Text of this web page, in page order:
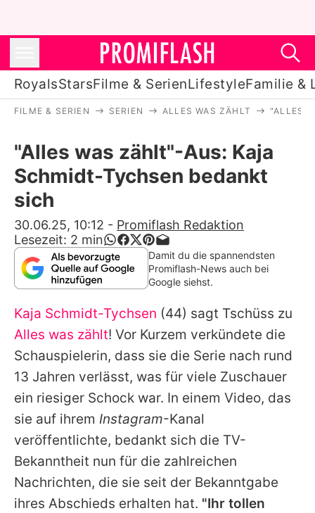
RoyalsStarsFilme & SerienLifestyleFamilie &
Stars
Filme & Serien
Lifestyle
Familie & Liebe
Promiflash Exklusiv
Alle Themen auf Promiflash
Jobs
App runterladen
Team
Redaktionelle Richtlinien
Impressum
Datenschutzerklärung
FILME & SERIEN SERIEN ALLES WAS ZÄHLT "ALLES
"Alles was zählt"-Aus: Kaja
Schmidt-Tychsen bedankt
sich
30.06.25, 10:12 - Promiflash Redaktion
Lesezeit: 2 min
Damit du die spannendsten
Promiflash-News auch bei
Google siehst.
Kaja Schmidt-Tychsen (44) sagt Tschüss zu
Alles was zählt! Vor Kurzem verkündete die
Schauspielerin, dass sie die Serie nach rund
13 Jahren verlässt, was für viele Zuschauer
ein riesiger Schock war. In einem Video, das
sie auf ihrem Instagram-Kanal
veröffentlichte, bedankt sich die TV-
Bekanntheit nun für die zahlreichen
Nachrichten, die sie seit der Bekanntgabe
ihres Abschieds erhalten hat. "Ihr tollen